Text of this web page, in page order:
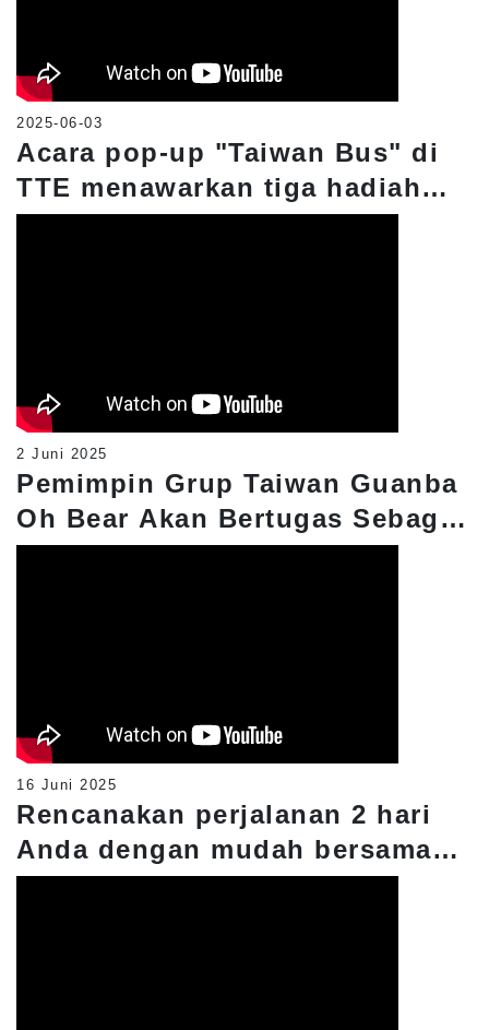
2025-06-03
Acara pop-up "Taiwan Bus" di
TTE menawarkan tiga hadiah
kepada para pengunjung:
2 Juni 2025
Pemimpin Grup Taiwan Guanba
Oh Bear Akan Bertugas Sebagai
Pemandu Wisata Satu Hari
16 Juni 2025
Rencanakan perjalanan 2 hari
Anda dengan mudah bersama
Taiwan Cruise! Tersedia